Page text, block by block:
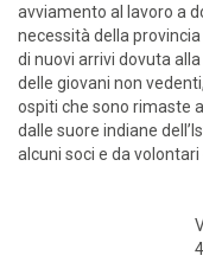
avviamento al lavoro a
necessità della
di nuovi arrivi dovuta
delle giovani non
ospiti che sono rimaste
dalle suore indiane
alcuni soci e da volontari